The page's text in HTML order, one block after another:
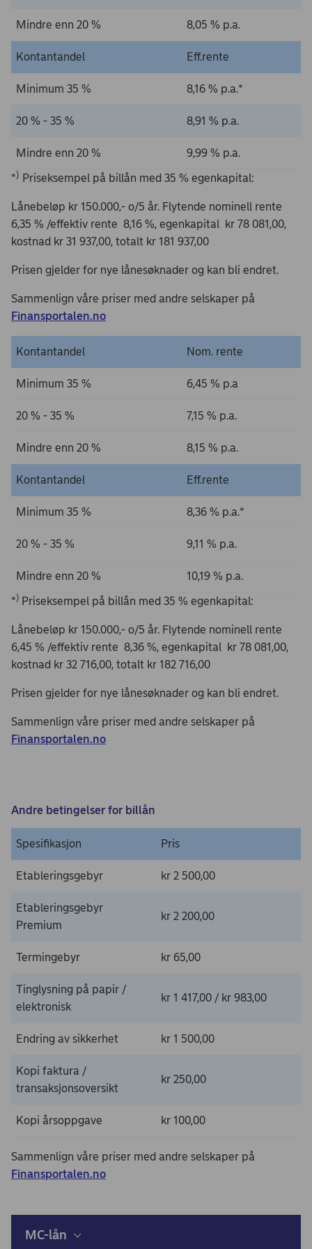
Mindre enn 20 % 8,05 % p.a.
Kontantandel Eff.rente
Minimum 35 % 8,16 % p.a.*
20 % - 35 % 8,91 % p.a.
Mindre enn 20 %
9,99 % p.a.
*) Priseksempel på billån med 35 % egenkapital:
Lånebeløp kr 150.000,- o/5 år. Flytende nominell rente
6,35 % /effektiv rente 8,16 %, egenkapital kr 78 081,00,
kostnad kr 31 937,00, totalt kr 181 937,00
Prisen gjelder for nye lånesøknader og kan bli endret.
Sammenlign våre priser med andre selskaper på
Finansportalen.no
Kontantandel Nom. rente
Minimum 35 % 6,45 % p.a
20 % - 35 % 7,15 % p.a.
Mindre enn 20 % 8,15 % p.a.
Kontantandel Eff.rente
Minimum 35 % 8,36 % p.a.*
20 % - 35 % 9,11 % p.a.
Mindre enn 20 %
10,19 % p.a.
*) Priseksempel på billån med 35 % egenkapital:
Lånebeløp kr 150.000,- o/5 år. Flytende nominell rente
6,45 % /effektiv rente 8,36 %, egenkapital kr 78 081,00,
kostnad kr 32 716,00, totalt kr 182 716,00
Prisen gjelder for nye lånesøknader og kan bli endret.
Sammenlign våre priser med andre selskaper på
Finansportalen.no
Andre betingelser for billån
Spesifikasjon Pris
Etableringsgebyr kr 2 500,00
Etableringsgebyr
Premium
kr 2 200,00
Termingebyr kr 65,00
Tinglysning på papir /
elektronisk
kr 1 417,00 / kr 983,00
Endring av sikkerhet kr 1 500,00
Kopi faktura /
transaksjonsoversikt
kr 250,00
Kopi årsoppgave kr 100,00
Sammenlign våre priser med andre selskaper på
Finansportalen.no
MC-lån